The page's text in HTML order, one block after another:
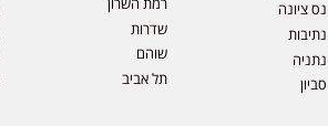
נס ציונה
נתיבות
נתניה
סביון
שדרות
שוהם
תל אביב